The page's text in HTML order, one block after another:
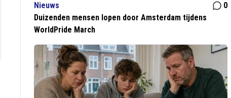
Nieuws
0
Duizenden mensen lopen door Amsterdam tijdens
WorldPride March